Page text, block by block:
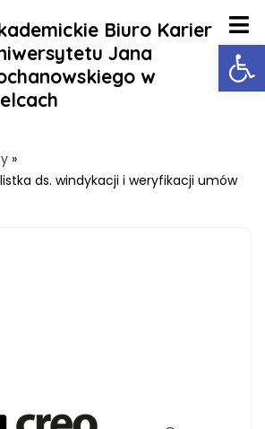
Biuro Karier
Jana
w
»
ds. windykacji i weryfikacji umów